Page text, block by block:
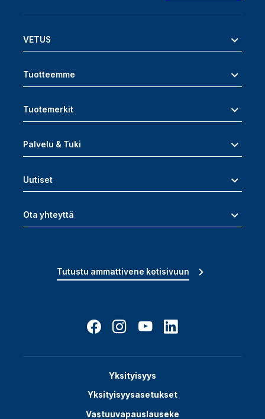
VETUS
Tuotteemme
Tuotemerkit
Palvelu & Tuki
Uutiset
Ota yhteyttä
Tutustu ammattivene kotisivuun
Yksityisyys
Yksityisyysasetukset
Vastuuvapauslauseke